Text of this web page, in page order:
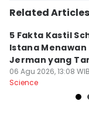
Related Articles
5 Fakta Kastil
Istana Menawan
Jerman yang
Mengapung
06 Agu 2026, 13:08 WIB
Science